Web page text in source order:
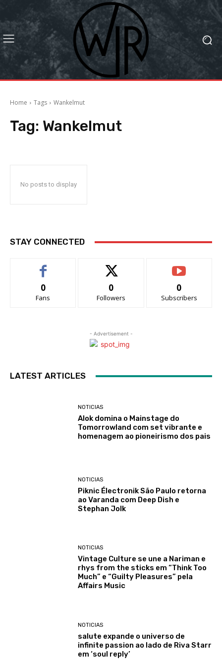
Home Tags Wankelmut
Tag: Wankelmut
No posts to display
STAY CONNECTED
0
Fans
0
Followers
0
Subscribers
- Advertisement -
LATEST ARTICLES
NOTICIAS
Alok domina o Mainstage do
Tomorrowland com set vibrante e
homenagem ao pioneirismo dos pais
NOTICIAS
Piknic Électronik São Paulo retorna
ao Varanda com Deep Dish e
Stephan Jolk
NOTICIAS
Vintage Culture se une a Nariman e
rhys from the sticks em “Think Too
Much” e “Guilty Pleasures” pela
Affairs Music
NOTICIAS
salute expande o universo de
infinite passion ao lado de Riva Starr
em ‘soul reply’